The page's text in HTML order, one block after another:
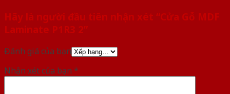
Hãy là người đầu tiên nhận xét “Cửa Gỗ MDF
Laminate P1R3 2”
Đánh giá của bạn
Nhận xét của bạn *